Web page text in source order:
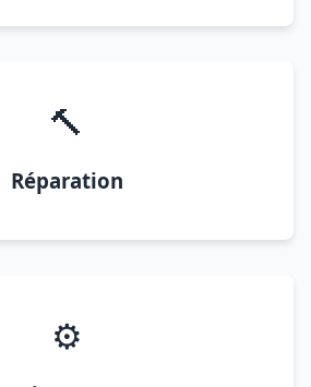
🔨
Réparation
⚙️